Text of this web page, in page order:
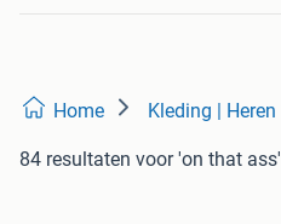
Home Kleding | Heren
84 resultaten voor 'on that ass'